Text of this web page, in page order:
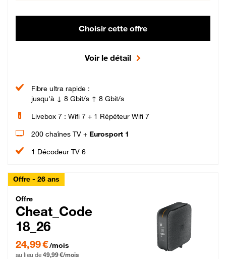
Choisir cette offre
Voir le détail
Fibre ultra rapide :
jusqu'à ↓ 8 Gbit/s ↑ 8 Gbit/s
Livebox 7 : Wifi 7 + 1 Répéteur Wifi 7
200 chaînes TV + Eurosport 1
1 Décodeur TV 6
Offre - 26 ans
Cheat_Code Fibre_18_26
Offre
Cheat_Code
18_26
24,99 € par mois pendant 0 mois puis 49,99 € par mois, Sans engagement
24,99 €/mois
au lieu de 49,99 €/mois